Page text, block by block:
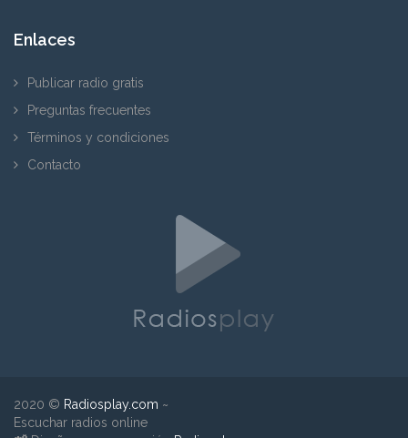
Enlaces
Publicar radio gratis
Preguntas frecuentes
Términos y condiciones
Contacto
2020 © Radiosplay.com ~
Escuchar radios online